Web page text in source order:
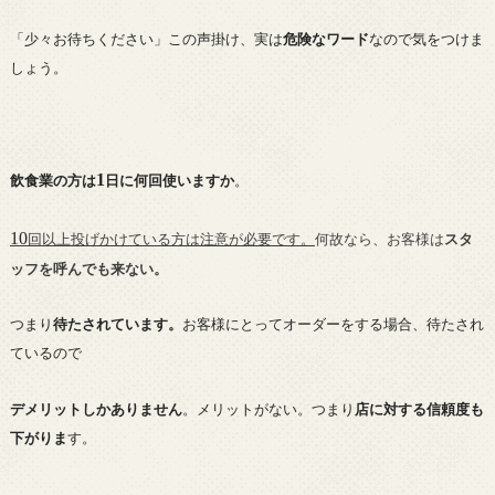
「少々お待ちください」この声掛け、実は危険なワードなので気をつけま
しょう。
飲食業の方は1日に何回使いますか。
10回以上投げかけている方は注意が必要です。 何故なら、お客様は スタ
ッフを呼んでも来ない。
つまり 待たされています。 お客様にとってオーダーをする場合、待たされ
ているので
デメリットしかありません。メリットがない。つまり 店に対する信頼度も
下がります。